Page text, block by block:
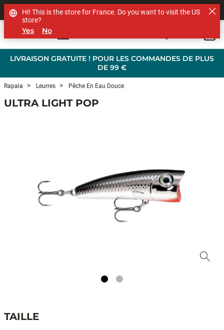
LIVRAISON GRATUITE ! POUR LES COMMANDES DE PLUS
DE 99 €
SHOP OTHER BRANDS
Rapala Leurres Pêche En Eau Douce
ULTRA LIGHT POP
TAILLE
Hi! This is the store for France. Do you want to visit the US
store?
Yes No